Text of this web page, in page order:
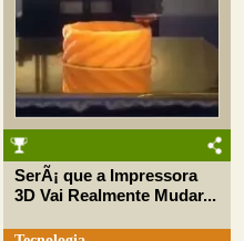
SerÃ¡ que a Impressora
3D Vai Realmente Mudar...